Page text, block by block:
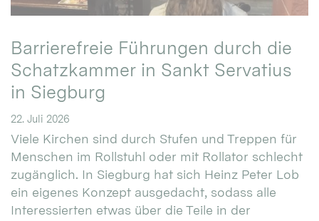
Barrierefreie Führungen durch die
Schatzkammer in Sankt Servatius
in Siegburg
22. Juli 2026
Viele Kirchen sind durch Stufen und Treppen für
Menschen im Rollstuhl oder mit Rollator schlecht
zugänglich. In Siegburg hat sich Heinz Peter Lob
ein eigenes Konzept ausgedacht, sodass alle
Interessierten etwas über die Teile in der